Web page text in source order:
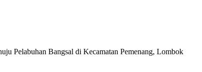
Pelabuhan Bangsal di Kecamatan Pemenang, Lombok